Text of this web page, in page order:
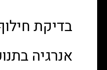
בדיקת
אנרגיה